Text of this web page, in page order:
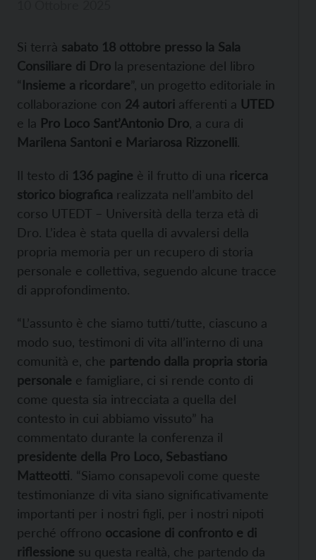
Si terrà sabato 18 ottobre presso la Sala
Consiliare di Dro la presentazione del libro
“Insieme a ricordare”, un progetto editoriale in
collaborazione con 24 autori afferenti a UTED
e la Pro Loco Sant’Antonio Dro , a cura di
Marilena Santoni e Mariarosa Rizzonelli.
Il testo di 136 pagine è il frutto di una ricerca
storico biografica realizzata nell’ambito del
corso UTEDT – Università della terza età di
Dro. L’idea è stata quella di avvalersi della
propria memoria per un recupero di storia
personale e collettiva, seguendo alcune tracce
di approfondimento.
“L’assunto è che siamo tutti/tutte, ciascuno a
modo suo, testimoni di vita all’interno di una
comunità e, che partendo dalla propria storia
personale e famigliare, ci si rende conto di
come questa sia intrecciata a quella del
contesto in cui abbiamo vissuto” ha
commentato durante la conferenza il
presidente della Pro Loco, Sebastiano
Matteotti. “Siamo consapevoli come queste
testimonianze di vita siano significativamente
importanti per i nostri figli, per i nostri nipoti
perché offrono occasione di confronto e di
riflessione su questa realtà, che partendo da